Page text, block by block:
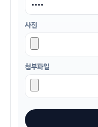
사진
첨부파일